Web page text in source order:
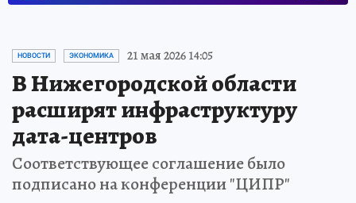
НОВОСТИ ЭКОНОМИКА 21 мая 2026 14:05
В Нижегородской области
расширят инфраструктуру
дата-центров
Соответствующее соглашение было
подписано на конференции "ЦИПР"